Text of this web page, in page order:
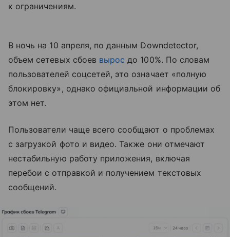
к ограничениям.
В ночь на 10 апреля, по данным Downdetector,
объем сетевых сбоев вырос до 100%. По словам
пользователей соцсетей, это означает «полную
блокировку», однако официальной информации об
этом нет.
Пользователи чаще всего сообщают о проблемах
с загрузкой фото и видео. Также они отмечают
нестабильную работу приложения, включая
перебои с отправкой и получением текстовых
сообщений.